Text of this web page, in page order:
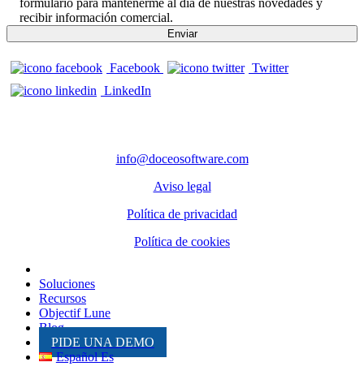
formulario para mantenerme al día de nuestras novedades y
recibir información comercial.
Facebook
Twitter
LinkedIn
info@doceosoftware.com
Aviso legal
Política de privacidad
Política de cookies
Soluciones
Recursos
Objectif Lune
Blog
PIDE UNA DEMO
Español Es